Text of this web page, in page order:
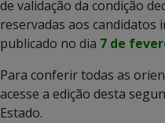
de validação da condição
reservadas aos
publicado no dia 7 de
Para conferir todas as
acesse a edição desta
Estado.